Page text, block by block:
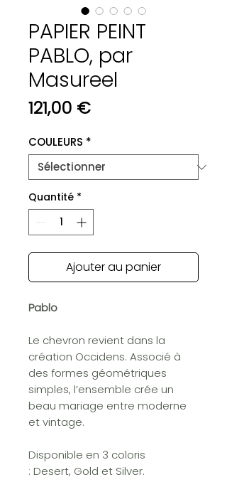
PAPIER PEINT
PABLO, par
Masureel
121,00 €Prix
COULEURS *
Quantité *
Ajouter au panier
Pablo
Le chevron revient dans la
création Occidens. Associé à
des formes géométriques
simples, l’ensemble crée un
beau mariage entre moderne
et vintage.
Disponible en 3 coloris
: Desert, Gold et Silver.